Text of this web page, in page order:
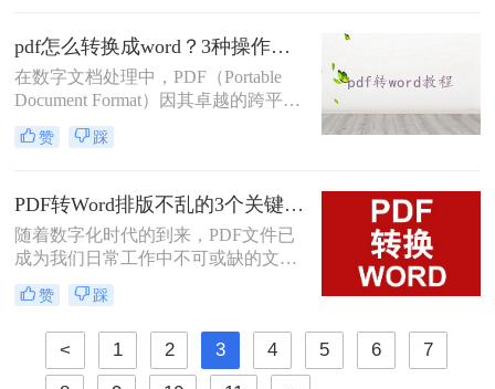
本文将介绍几种快速将PDF文件转换
为Word文档的方法，帮助您轻松应对
这一需求。
pdf怎么转换成word？3种操作免费方法分享给你!
在数字文档处理中，PDF（Portable
Document Format）因其卓越的跨平台
兼容性和内容稳定性而广受欢迎。然
而，在某些情况下，我们可能需要将
化，这时就需要将其转换为
Word（.doc或.docx）格式。Word文档
提供了丰富的编辑功能和灵活性，使
得内容的修改和再利用变得更加容
易。那么pdf怎么转换成word呢？本文
将介绍几种常见的PDF转Word的方
法。
赞 踩
PDF转Word排版不乱的3个关键设置，第一步很多人就错了！
随着数字化时代的到来，PDF文件已
成为我们日常工作中不可或缺的文档
格式。然而，有时我们需要对PDF中
的内容进行编辑和修改，这就需要将
其转换为Word格式。本文将为您详细
介绍三种怎样把pdf转换成word的方
法，帮助您更好地完成这项任务。
赞 踩
< 1 2 3 4 5 6 7